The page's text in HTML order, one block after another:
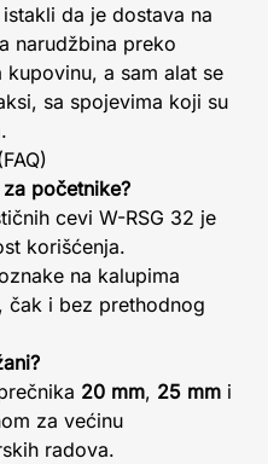
da je dostava na
narudžbina preko
a sam alat se
sa spojevima koji su
početnike?
cevi W-RSG 32 je
korišćenja.
na kalupima
čak i bez prethodnog
20 mm, 25 mm i
za većinu
radova.